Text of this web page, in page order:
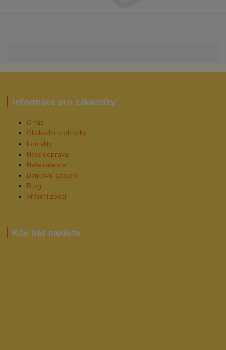
Informace pro zákazníky
O nás
Obchodní podmínky
Kontakty
Naše doprava
Naše recenze
Bankovní spojení
Blog
Vrácení zboží
Kde nás najdete